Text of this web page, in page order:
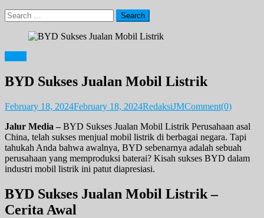
Search
for:
BYD Sukses Jualan Mobil Listrik
February 18, 2024February 18, 2024RedaksiJMComment(0)
Jalur Media – BYD Sukses Jualan Mobil Listrik Perusahaan asal
China, telah sukses menjual mobil listrik di berbagai negara. Tapi
tahukah Anda bahwa awalnya, BYD sebenarnya adalah sebuah
perusahaan yang memproduksi baterai? Kisah sukses BYD dalam
industri mobil listrik ini patut diapresiasi.
BYD Sukses Jualan Mobil Listrik –
Cerita Awal